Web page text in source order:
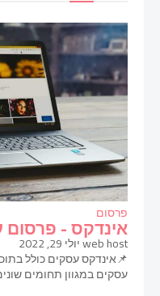
פרסום
אינדקס - פרסום
web hostיולי 29, 2022
📌אינדקס עסקים כולל
עסקים במגוון תחומים